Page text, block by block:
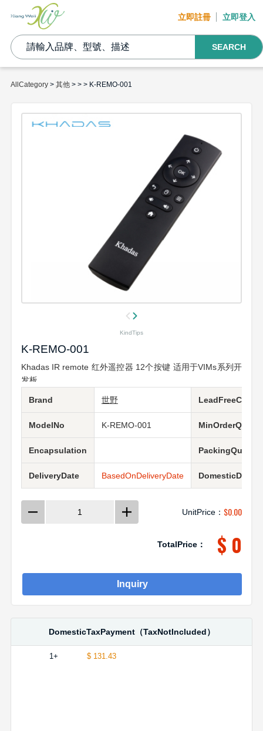
立即註冊 立即登入
SEARCH
AllCategory> 其他> > > K-REMO-001
KindTips
K-REMO-001
Khadas IR remote 红外遥控器 12个按键 适用于VIMs系列开
发板
Brand 世野
ModelNo K-REMO-001
Encapsulation
DeliveryDate BasedOnDeliveryDate
UnitPrice： $0.00
TotalPrice： $ 0
Inquiry
DomesticTaxPayment（TaxNotIncluded）
1+ $ 131.43